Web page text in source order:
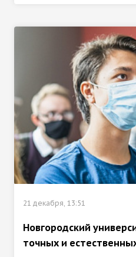
21 декабря, 13:51
Новгородский
точных и